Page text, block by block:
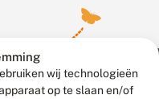
wij technologieën
op te slaan en/of